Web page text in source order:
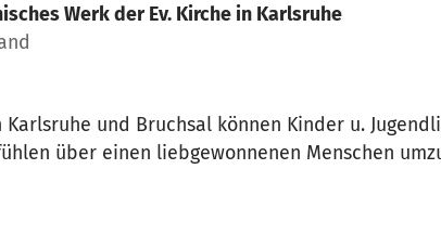
Werk der Ev. Kirche in Karlsruhe
und Bruchsal können Kinder u.
über einen liebgewonnenen Menschen